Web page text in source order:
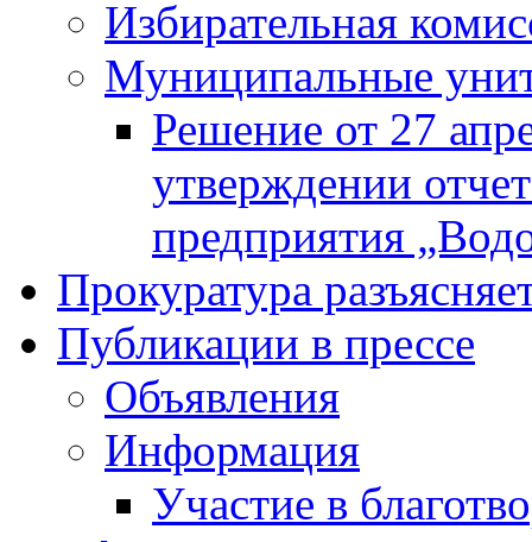
Избирательная
Муниципальные
Решение от 27
утверждении
предприятия
Прокуратура
Публикации в прессе
Объявления
Информация
Участие в